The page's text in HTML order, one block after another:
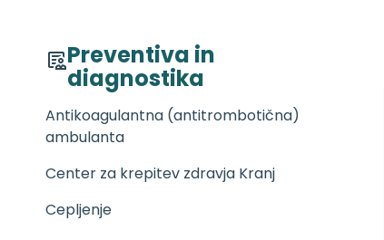
Preventiva in
diagnostika
Antikoagulantna (antitrombotična)
ambulanta
Center za krepitev zdravja Kranj
Cepljenje